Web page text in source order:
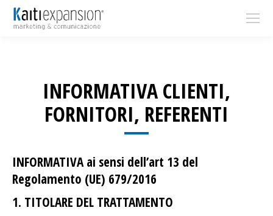
INFORMATIVA CLIENTI,
FORNITORI, REFERENTI
INFORMATIVA ai sensi dell’art 13 del
Regolamento (UE) 679/2016
1. TITOLARE DEL TRATTAMENTO